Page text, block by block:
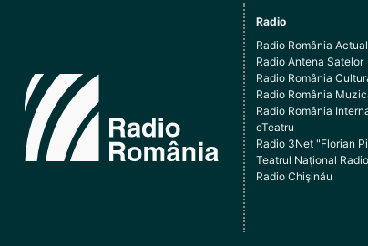
Radio
Radio România
Radio Antena Satelor
Radio România
Radio România
Radio România
eTeatru
Radio 3Net "Florian
Teatrul Naţional
Radio Chişinău